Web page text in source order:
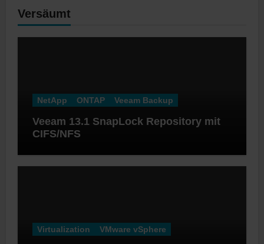
Versäumt
NetApp ONTAP Veeam Backup
Veeam 13.1 SnapLock Repository mit
CIFS/NFS
Virtualization VMware vSphere